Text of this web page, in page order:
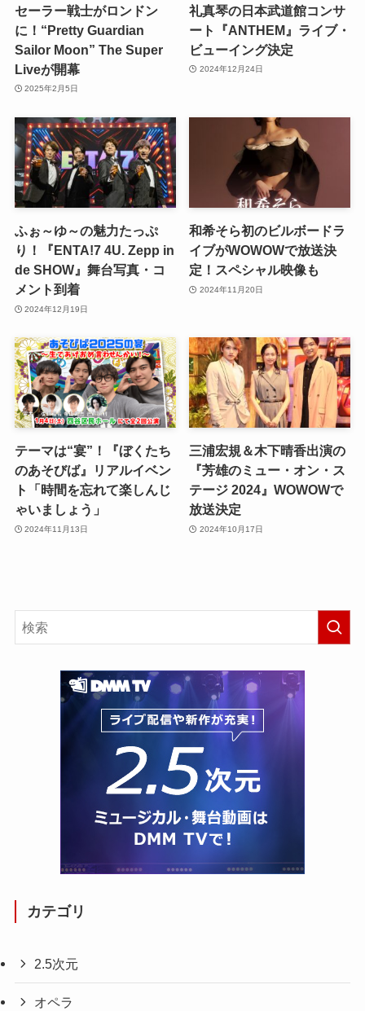
セーラー戦士がロンドン
に！“Pretty Guardian
Sailor Moon” The Super
Liveが開幕
2025年2月5日
礼真琴の日本武道館コンサ
ート『ANTHEM』ライブ・
ビューイング決定
2024年12月24日
ふぉ～ゆ～の魅力たっぷ
り！『ENTA!7 4U. Zepp in
de SHOW』舞台写真・コ
メント到着
2024年12月19日
和希そら初のビルボードラ
イブがWOWOWで放送決
定！スペシャル映像も
2024年11月20日
テーマは“宴”！『ぼくたち
のあそびば』リアルイベン
ト「時間を忘れて楽しんじ
ゃいましょう」
2024年11月13日
三浦宏規＆木下晴香出演の
『芳雄のミュー・オン・ス
テージ 2024』WOWOWで
放送決定
2024年10月17日
カテゴリ
2.5次元
オペラ